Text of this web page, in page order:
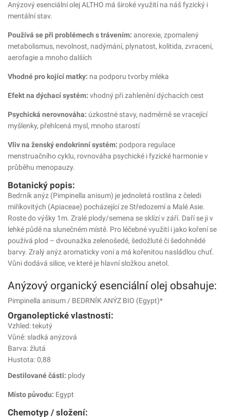
Anýzový esenciální olej ALTHO má široké využití na náš fyzický i
mentální stav.
Používá se při problémech s trávením: anorexie, zpomalený
metabolismus, nevolnost, nadýmání, plynatost, kolitida, zvracení,
aerofagie a mnoho dalších
Vhodné pro kojící matky: na podporu tvorby mléka
Efekt na dýchací systém: vhodný při zahlenění dýchacích cest
Psychická nerovnováha: úzkostné stavy, nadměrně se vracející
myšlenky, přehlcená mysl, mnoho starostí
Vliv na ženský endokrinní systém: podpora regulace
menstruačního cyklu, rovnováha psychické i fyzické harmonie v
průběhu menopauzy.
Botanický popis:
Bedrník anýz (Pimpinella anisum) je jednoletá rostlina z čeledi
miříkovitých (Apiaceae) pocházející ze Středozemí a Malé Asie.
Roste do výšky 1m. Zralé plody/semena se sklízí v září. Daří se ji v
lehké půdě na slunečném místě. Pro léčebné využití i jako koření se
používá plod – dvounažka zelenošedé, šedožluté či šedohnědé
barvy. Zralý anýz aromaticky voní a má kořenitou nasládlou chuť.
Vůni dodává silice, ve které je hlavní složkou anetol.
Anýzový organický esenciální olej obsahuje:
Pimpinella anisum / BEDRNÍK ANÝZ BIO (Egypt)*
Organoleptické vlastnosti:
Vzhled: tekutý
Vůně: sladká anýzová
Barva: žlutá
Hustota: 0,88
Destilované části: plody
Místo původu: Egypt
Chemotyp / složení: